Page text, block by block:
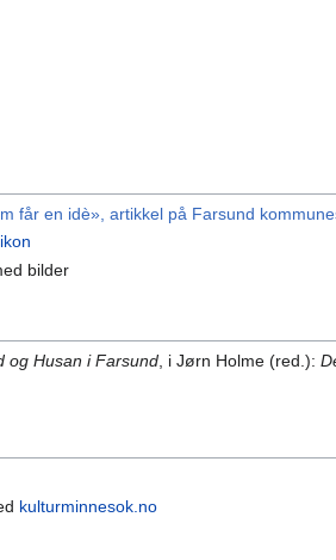
får en idè», artikkel på Farsund
bilder
og Husan i Farsund , i Jørn Holme (red.):
kulturminnesok.no